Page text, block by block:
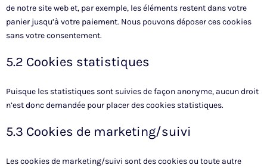
de notre site web et, par exemple, les éléments restent dans votre
panier jusqu’à votre paiement. Nous pouvons déposer ces cookies
sans votre consentement.
5.2 Cookies statistiques
Puisque les statistiques sont suivies de façon anonyme, aucun droit
n’est donc demandée pour placer des cookies statistiques.
5.3 Cookies de marketing/suivi
Les cookies de marketing/suivi sont des cookies ou toute autre